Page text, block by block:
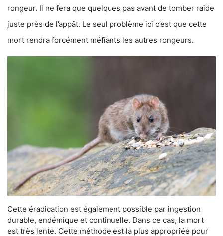
rongeur. Il ne fera que quelques pas avant de tomber raide
juste près de l’appât. Le seul problème ici c’est que cette
mort rendra forcément méfiants les autres rongeurs.
Cette éradication est également possible par ingestion
durable, endémique et continuelle. Dans ce cas, la mort
est très lente. Cette méthode est la plus appropriée pour